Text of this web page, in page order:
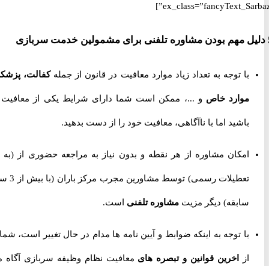
با توجه به تعداد زیاد موارد معافیت در قانون از جملهکفالت، پزشکی،
موارد خاصو ...، ممکن است شما دارای شرایط یکی از معافیت ها
باشید اما با ناآگاهی، معافیت خود را از دست بدهید.
امکان مشاوره از هر نقطه و بدون نیاز به مراجعه حضوری از (به جز
تعطیلات رسمی) توسط مشاورین مجرب مرکز باران (با بیش از 3 سال
سابقه) دیگر مزیت مشاوره تلفنیاست.
با توجه به اینکه ضوابط و آیین نامه ها مدام در حال تغییر است، شما را
اخرین قوانین و تبصره هایمعافیت نظام وظیفه سربازی آگاه می